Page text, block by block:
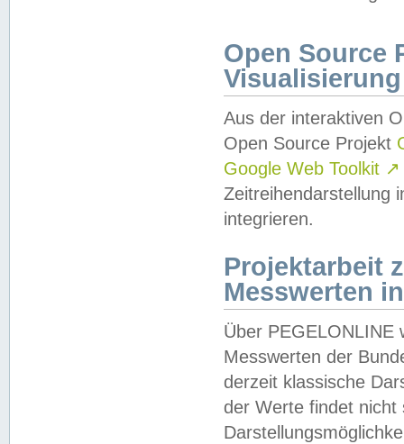
Open Source
Visualisierung
Aus der interaktiven
Open Source Projekt
Google Web Toolkit ↗
Zeitreihendarstellung
integrieren.
Projektarbeit
Messwerten
Über PEGELONLINE
Messwerten der
derzeit klassische
der Werte findet